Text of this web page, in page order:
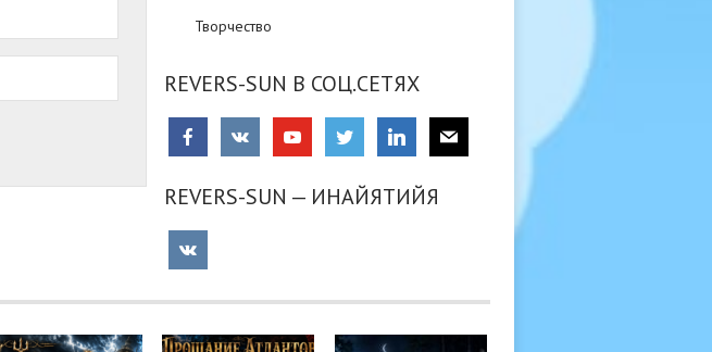
Творчество
REVERS-SUN В СОЦ.СЕТЯХ
REVERS-SUN — ИНАЙЯТИЙЯ